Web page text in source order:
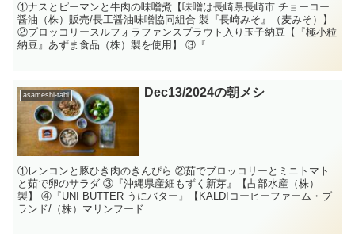
①ナスとピーマンと牛肉の味噌煮【味噌は長崎県長崎市 チョーコー
醤油（株）販売/長工醤油味噌協同組合 製『長崎みそ』（麦みそ）】
②ブロッコリースルフォラファンスプラウト入り玉子納豆【『極小粒
納豆』あずま食品（株）製を使用】 ③『...
asameshi-tabi Dec13/2024の朝メシ
①レンコンと豚ひき肉のきんぴら ②茹でブロッコリーとミニトマト
と茹で卵のサラダ ③『沖縄県産細もずく新芽』【占部水産（株）
製】 ④『UNI BUTTER うにバター』【KALDIコーヒーファーム・ブ
ランド/（株）マリンフード ...